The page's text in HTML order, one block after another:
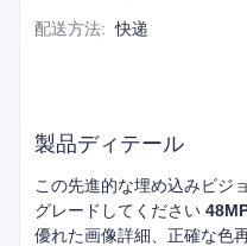
配送方法: 快递
製品ディテール
この先進的な埋め込みビジ
グレードしてください
優れた画像詳細、正確な色